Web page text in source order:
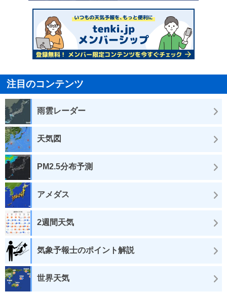
注目のコンテンツ
雨雲レーダー
天気図
PM2.5分布予測
アメダス
2週間天気
気象予報士のポイント解説
世界天気